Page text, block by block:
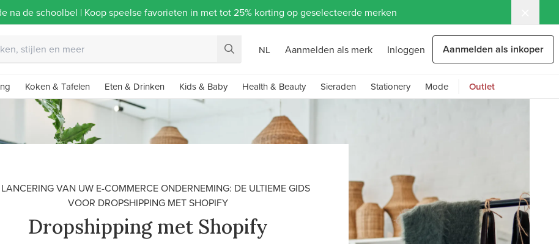
na de schoolbel | Koop speelse favorieten in met tot 25% korting op geselecteerde merken
NL Aanmelden als merk Inloggen Aanmelden als inkoper
Koken & Tafelen Eten & Drinken Kids & Baby Health & Beauty Sieraden Stationery Mode Outlet
VAN UW E-COMMERCE ONDERNEMING: DE ULTIEME GIDS
VOOR DROPSHIPPING MET SHOPIFY
Dropshipping met Shopify